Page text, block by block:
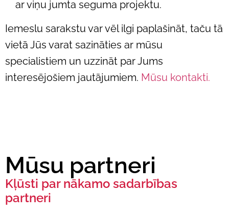
ar viņu jumta seguma projektu.
Iemeslu sarakstu var vēl ilgi paplašināt, taču tā
vietā Jūs varat sazināties ar mūsu
specialistiem un uzzināt par Jums
interesējošiem jautājumiem. Mūsu kontakti.
Mūsu partneri
Kļūsti par nākamo sadarbības
partneri